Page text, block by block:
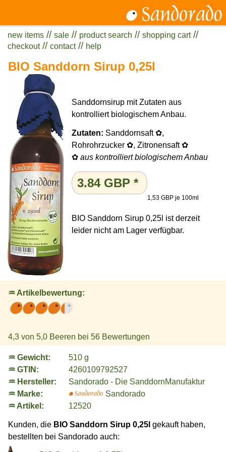
new items // sale // product search // shopping cart//
checkout// contact// help
BIO Sanddorn Sirup 0,25l
Sanddornsirup mit Zutaten aus
kontrolliert biologischem Anbau.
Zutaten: Sanddornsaft ✿,
Rohrohrzucker ✿, Zitronensaft ✿
✿ aus kontrolliert biologischem Anbau
3.84 GBP *
1,53 GBP je 100ml
BIO Sanddorn Sirup 0,25l ist derzeit
leider nicht am Lager verfügbar.
♒ Artikelbewertung:
4,3 von 5,0 Beeren bei 56 Bewertungen
♒ Gewicht:
510 g
♒ GTIN:
4260109792527
♒ Hersteller:
Sandorado - Die SanddornManufaktur
♒ Marke:
Sandorado
♒ Artikel:
12520
Kunden, die BIO Sanddorn Sirup 0,25l gekauft haben,
bestellten bei Sandorado auch: